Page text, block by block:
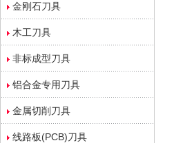
金刚石刀具
木工刀具
非标成型刀具
铝合金专用刀具
金属切削刀具
线路板(PCB)刀具